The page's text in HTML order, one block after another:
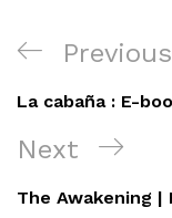
Navigation
de
l’article
Previous
Post
Previous
La cabaña : E-
Next
Post
Next
The Awakening |